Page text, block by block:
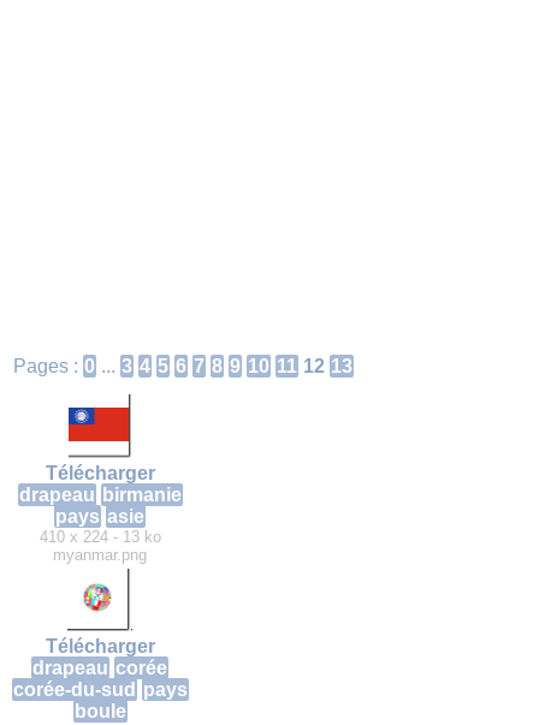
Pages : 0 ... 3 4 5 6 7 8 9 10 11 12 13
Télécharger
drapeau birmanie
pays asie
410 x 224 - 13 ko
myanmar.png
Télécharger
drapeau corée
corée-du-sud pays
boule